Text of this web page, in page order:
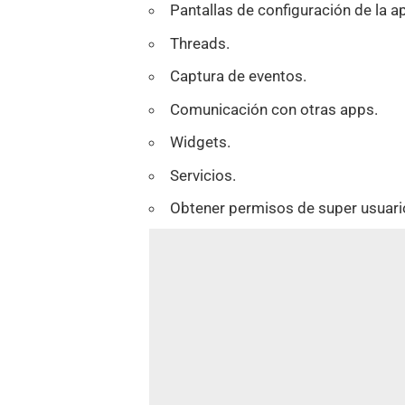
Pantallas de configuración de la
Threads.
Captura de eventos.
Comunicación con otras apps.
Widgets.
Servicios.
Obtener permisos de super